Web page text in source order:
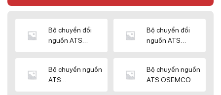
Bộ chuyển đổi
nguồn ATS
Bộ chuyển đổi
nguồn ATS
Bộ chuyển nguồn
ATS
Bộ chuyển nguồn
ATS OSEMCO